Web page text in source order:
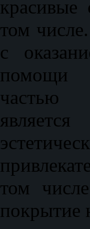
том
с
помощи
частью
том
покрытие